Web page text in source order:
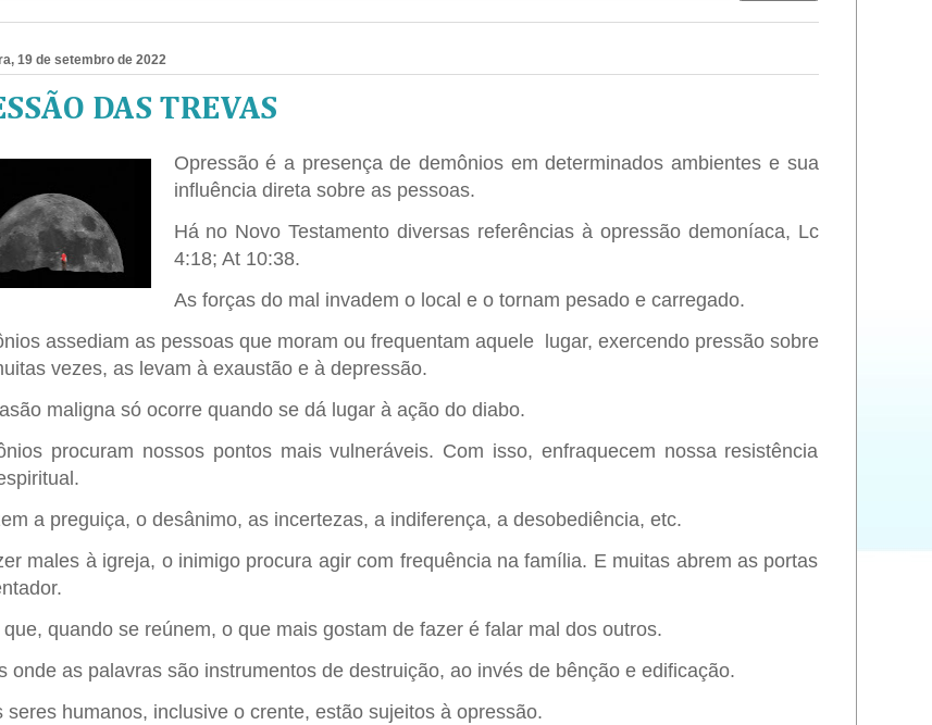
19 de setembro de 2022
DAS TREVAS
Opressão é a presença de demônios em determinados ambientes e sua
influência direta sobre as pessoas.
Há no Novo Testamento diversas referências à opressão demoníaca, Lc
4:18; At 10:38.
As forças do mal invadem o local e o tornam pesado e carregado.
assediam as pessoas que moram ou frequentam aquele lugar, exercendo pressão sobre
vezes, as levam à exaustão e à depressão.
maligna só ocorre quando se dá lugar à ação do diabo.
procuram nossos pontos mais vulneráveis. Com isso, enfraquecem nossa resistência
a preguiça, o desânimo, as incertezas, a indiferença, a desobediência, etc.
males à igreja, o inimigo procura agir com frequência na família. E muitas abrem as portas
quando se reúnem, o que mais gostam de fazer é falar mal dos outros.
onde as palavras são instrumentos de destruição, ao invés de bênção e edificação.
seres humanos, inclusive o crente, estão sujeitos à opressão.